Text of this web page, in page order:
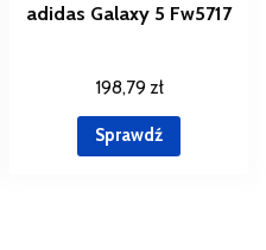
adidas Galaxy 5 Fw5717
198,79 zł
Sprawdź